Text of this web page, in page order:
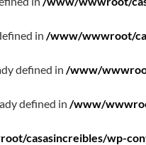
in /www/wwwroot/
defined in /www/
defined in /www/
casasincreibles/wp-